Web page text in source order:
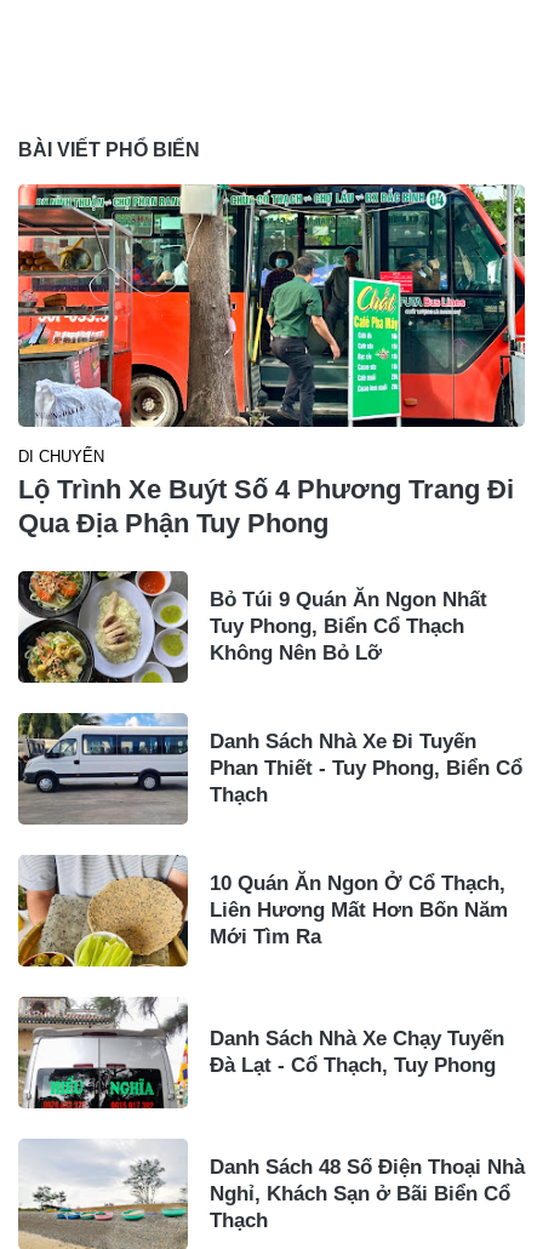
BÀI VIẾT PHỔ BIẾN
DI CHUYỂN
Lộ Trình Xe Buýt Số 4 Phương Trang Đi
Qua Địa Phận Tuy Phong
Bỏ Túi 9 Quán Ăn Ngon Nhất
Tuy Phong, Biển Cổ Thạch
Không Nên Bỏ Lỡ
Danh Sách Nhà Xe Đi Tuyến
Phan Thiết - Tuy Phong, Biển Cổ
Thạch
10 Quán Ăn Ngon Ở Cổ Thạch,
Liên Hương Mất Hơn Bốn Năm
Mới Tìm Ra
Danh Sách Nhà Xe Chạy Tuyến
Đà Lạt - Cổ Thạch, Tuy Phong
Danh Sách 48 Số Điện Thoại Nhà
Nghỉ, Khách Sạn ở Bãi Biển Cổ
Thạch